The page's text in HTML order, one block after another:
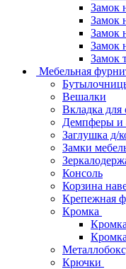
Замок
Замок
Замок
Замок
Замок
Мебельная
Вешалки
Вкладка для
Демпферы и
Заглушка д/
Замки
Консоль
Корзина
Крепежная
Кромка
Крючки